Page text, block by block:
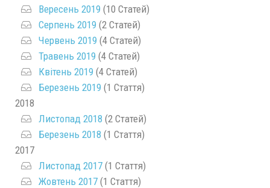
Вересень 2019 (10 Статей)
Серпень 2019 (2 Статей)
Червень 2019 (4 Статей)
Травень 2019 (4 Статей)
Квітень 2019 (4 Статей)
Березень 2019 (1 Стаття)
2018
Листопад 2018 (2 Статей)
Березень 2018 (1 Стаття)
2017
Листопад 2017 (1 Стаття)
Жовтень 2017 (1 Стаття)